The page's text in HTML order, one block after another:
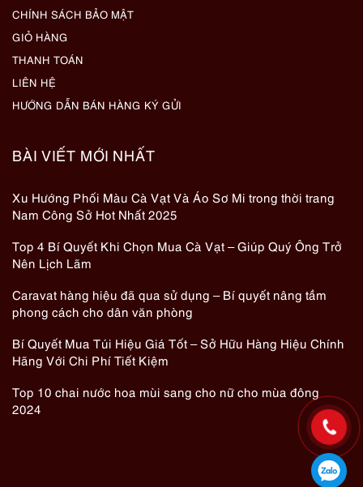
CHÍNH SÁCH BẢO MẬT
GIỎ HÀNG
THANH TOÁN
LIÊN HỆ
HƯỚNG DẪN BÁN HÀNG KÝ GỬI
BÀI VIẾT MỚI NHẤT
Xu Hướng Phối Màu Cà Vạt Và Áo Sơ Mi trong thời trang
Nam Công Sở Hot Nhất 2025
Top 4 Bí Quyết Khi Chọn Mua Cà Vạt – Giúp Quý Ông Trở
Nên Lịch Lãm
Caravat hàng hiệu đã qua sử dụng – Bí quyết nâng tầm
phong cách cho dân văn phòng
Bí Quyết Mua Túi Hiệu Giá Tốt – Sở Hữu Hàng Hiệu Chính
Hãng Với Chi Phí Tiết Kiệm
Top 10 chai nước hoa mùi sang cho nữ cho mùa đông
2024